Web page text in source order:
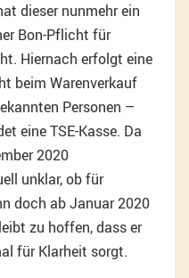
dieser nunmehr ein
Bon-Pflicht für
Hiernach erfolgt eine
beim Warenverkauf
Personen –
eine TSE-Kasse. Da
2020
unklar, ob für
doch ab Januar 2020
zu hoffen, dass er
für Klarheit sorgt.